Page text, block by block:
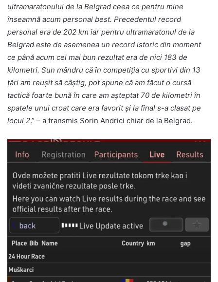
ultramaratonului de la Belgrad ceea ce pentru mine
înseamnă acum personal best. Precedentul record
personal era de 202 km iar pentru ultramaratonul de la
Belgrad este de asemenea un record istoric din moment
ce până acum cel mai bun rezultat era de nici 183 de
kilometri. Sun mândru că în competiția cu sportivi din 13
țări am reușit să câștig, pot spune că am făcut o cursă
tactică foarte bună în care am așteptat 70 de kilometri în
spatele unui croat care era favorit și la final s-a clasat pe
locul 2.” – a transmis Sorin Andrici chiar de la Belgrad.